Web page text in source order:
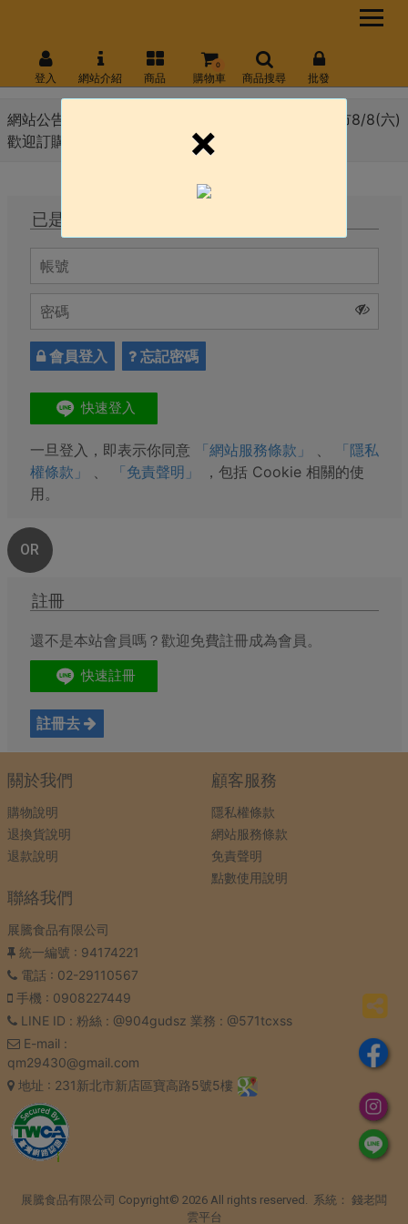
網站公告 :
8月份會員日 線上官網8/10(一) \ 永和門市8/8(六)
歡迎訂購!!!
登入 網站介紹 商品 購物車
0
商品搜尋 批發
已是會員，直接登入
會員登入 忘記密碼
一旦登入，即表示你同意 「網站服務條款」
「隱私
權條款」
「免責聲明」
，包括 Cookie 相關的使
用。
OR
註冊
還不是本站會員嗎？歡迎免費註冊成為會員。
註冊去
關於我們
購物說明
退換貨說明
退款說明
顧客服務
隱私權條款
網站服務條款
免責聲明
點數使用說明
聯絡我們
展騰食品有限公司
統一編號 : 94174221
電話: 02-29110567
手機 : 0908227449
LINE ID : 粉絲 : @904gudsz 業務 : @571tcxss
E-mail :
qm29430@gmail.com
地址 : 231新北市新店區寶高路5號5樓
展騰食品有限公司 Copyright© 2026 All rights reserved. 系統： 錢老闆
雲平台
×